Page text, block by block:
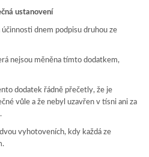
ustanovení
účinnosti dnem podpisu druhou ze
nejsou měněna tímto dodatkem,
dodatek řádně přečetly, že je
vůle a že nebyl uzavřen v tísni ani za
vyhotoveních, kdy každá ze